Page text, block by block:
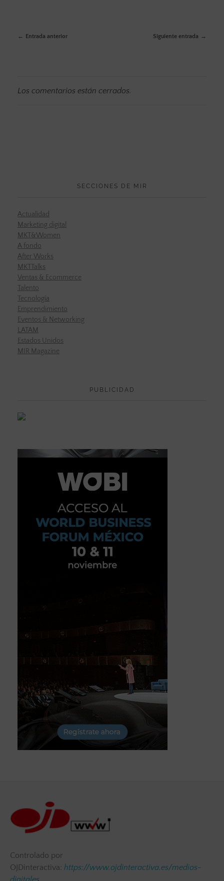
Entrada anterior Siguiente entrada
Los comentarios están cerrados.
SECCIONES DE MIR
Actualidad
Marketing digital
MKT&Women
A fondo
After Works
MKTTalks
Ventas & Ecommerce
Talento
Tecnología
Emprendimiento
Eventos & Networking
LATAM
Estados Unidos
MIR Magazine
PUBLICIDAD
Controlado por
OJDinteractiva: https://www.ojdinteractiva.es/medios-